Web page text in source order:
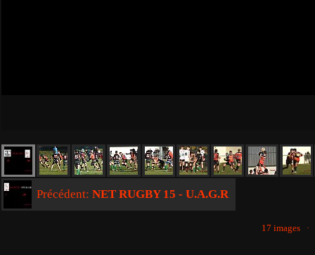
Précédent: NET RUGBY 15 - U.A.G.R
17 images ·